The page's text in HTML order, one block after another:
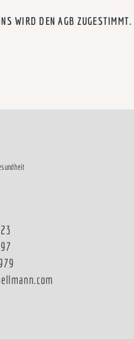
WIRD DEN AGB ZUGESTIMMT.